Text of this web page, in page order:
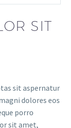
SIT
sit aspernatur
dolores eos
porro
sit amet,